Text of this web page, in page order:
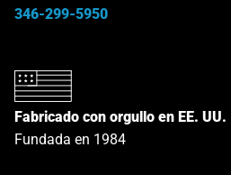
346-299-5950
Fabricado con orgullo en EE. UU.
Fundada en 1984